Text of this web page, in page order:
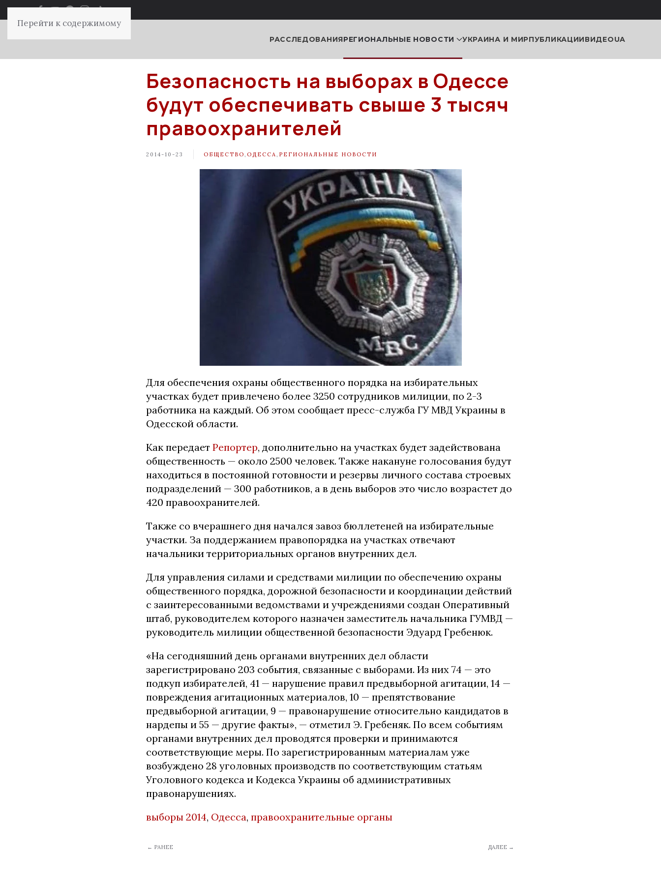
Перейти к содержимому
РАССЛЕДОВАНИЯРЕГИОНАЛЬНЫЕ НОВОСТИ УКРАИНА И МИРПУБЛИКАЦИИВИДЕОUA
Безопасность на выборах в Одессе
будут обеспечивать свыше 3 тысяч
правоохранителей
2014-10-23 ОБЩЕСТВО ОДЕССА РЕГИОНАЛЬНЫЕ НОВОСТИ
Для обеспечения охраны общественного порядка на избирательных
участках будет привлечено более 3250 сотрудников милиции, по 2-3
работника на каждый. Об этом сообщает пресс-служба ГУ МВД Украины в
Одесской области.
Как передает Репортер, дополнительно на участках будет задействована
общественность — около 2500 человек. Также накануне голосования будут
находиться в постоянной готовности и резервы личного состава строевых
подразделений — 300 работников, а в день выборов это число возрастет до
420 правоохранителей.
Также со вчерашнего дня начался завоз бюллетеней на избирательные
участки. За поддержанием правопорядка на участках отвечают
начальники территориальных органов внутренних дел.
Для управления силами и средствами милиции по обеспечению охраны
общественного порядка, дорожной безопасности и координации действий
с заинтересованными ведомствами и учреждениями создан Оперативный
штаб, руководителем которого назначен заместитель начальника ГУМВД —
руководитель милиции общественной безопасности Эдуард Гребенюк.
«На сегодняшний день органами внутренних дел области
зарегистрировано 203 события, связанные с выборами. Из них 74 — это
подкуп избирателей, 41 — нарушение правил предвыборной агитации, 14 —
повреждения агитационных материалов, 10 — препятствование
предвыборной агитации, 9 — правонарушение относительно кандидатов в
нардепы и 55 — другие факты», — отметил Э. Гребеняк. По всем событиям
органами внутренних дел проводятся проверки и принимаются
соответствующие меры. По зарегистрированным материалам уже
возбуждено 28 уголовных производств по соответствующим статьям
Уголовного кодекса и Кодекса Украины об административных
правонарушениях.
выборы 2014, Одесса, правоохранительные органы
← РАНЕЕ ДАЛЕЕ →